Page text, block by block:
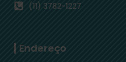
(11) 3782-1227
Endereço